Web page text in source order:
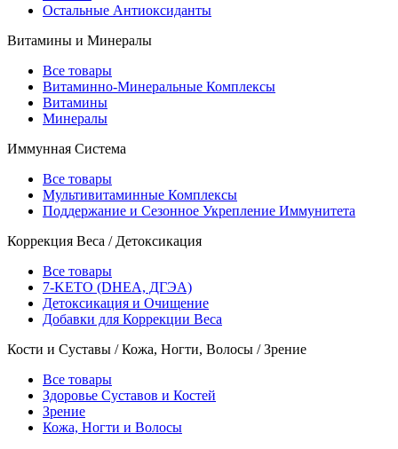
Остальные Антиоксиданты
Витамины и Минералы
Все товары
Витаминно-Минеральные Комплексы
Витамины
Минералы
Иммунная Система
Все товары
Мультивитаминные Комплексы
Поддержание и Сезонное Укрепление Иммунитета
Коррекция Веса / Детоксикация
Все товары
7-KETO (DHEA, ДГЭА)
Детоксикация и Очищение
Добавки для Коррекции Веса
Кости и Суставы / Кожа, Ногти, Волосы / Зрение
Все товары
Здоровье Суставов и Костей
Зрение
Кожа, Ногти и Волосы